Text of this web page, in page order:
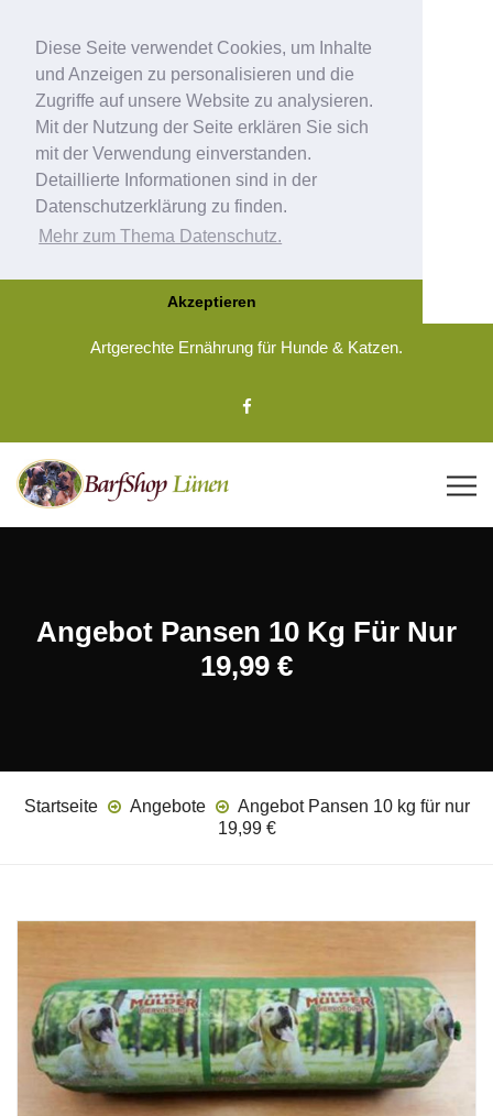
Diese Seite verwendet Cookies, um Inhalte
und Anzeigen zu personalisieren und die
Zugriffe auf unsere Website zu analysieren.
Mit der Nutzung der Seite erklären Sie sich
mit der Verwendung einverstanden.
Detaillierte Informationen sind in der
Datenschutzerklärung zu finden.
Mehr zum Thema Datenschutz.
Akzeptieren
Artgerechte Ernährung für Hunde & Katzen.
Angebot Pansen 10 Kg Für Nur
19,99 €
Startseite Angebote
Angebot Pansen 10 kg für nur
19,99 €